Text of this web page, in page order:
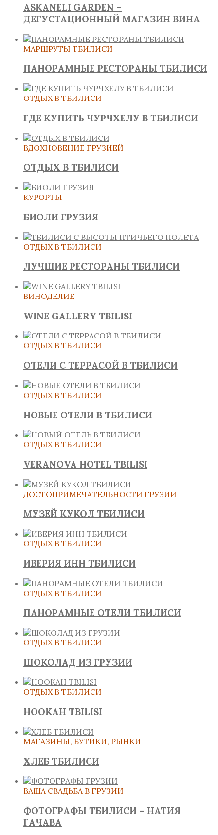
ASKANELI GARDEN –
ДЕГУСТАЦИОННЫЙ МАГАЗИН ВИНА
МАРШРУТЫ ТБИЛИСИ
ПАНОРАМНЫЕ РЕСТОРАНЫ ТБИЛИСИ
ОТДЫХ В ТБИЛИСИ
ГДЕ КУПИТЬ ЧУРЧХЕЛУ В ТБИЛИСИ
ВДОХНОВЕНИЕ ГРУЗИЕЙ
ОТДЫХ В ТБИЛИСИ
КУРОРТЫ
БИОЛИ ГРУЗИЯ
ОТДЫХ В ТБИЛИСИ
ЛУЧШИЕ РЕСТОРАНЫ ТБИЛИСИ
ВИНОДЕЛИЕ
WINE GALLERY TBILISI
ОТДЫХ В ТБИЛИСИ
ОТЕЛИ С ТЕРРАСОЙ В ТБИЛИСИ
ОТДЫХ В ТБИЛИСИ
НОВЫЕ ОТЕЛИ В ТБИЛИСИ
ОТДЫХ В ТБИЛИСИ
VERANOVA HOTEL TBILISI
ДОСТОПРИМЕЧАТЕЛЬНОСТИ ГРУЗИИ
МУЗЕЙ КУКОЛ ТБИЛИСИ
ОТДЫХ В ТБИЛИСИ
ИВЕРИЯ ИНН ТБИЛИСИ
ОТДЫХ В ТБИЛИСИ
ПАНОРАМНЫЕ ОТЕЛИ ТБИЛИСИ
ОТДЫХ В ТБИЛИСИ
ШОКОЛАД ИЗ ГРУЗИИ
ОТДЫХ В ТБИЛИСИ
HOOKAH TBILISI
МАГАЗИНЫ, БУТИКИ, РЫНКИ
ХЛЕБ ТБИЛИСИ
ВАША СВАДЬБА В ГРУЗИИ
ФОТОГРАФЫ ТБИЛИСИ – НАТИЯ
ГАЧАВА